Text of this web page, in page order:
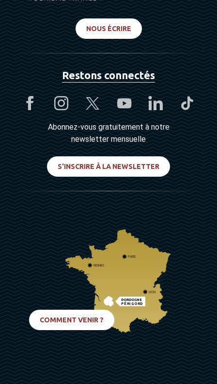
NOUS ÉCRIRE
Restons connectés
Abonnez-vous gratuitement à notre
newsletter mensuelle
S'INSCRIRE À LA NEWSLETTER
DORDOGNE
PÉRIGORD
PARIS
RENNES
LYON
COMMENT VENIR ?